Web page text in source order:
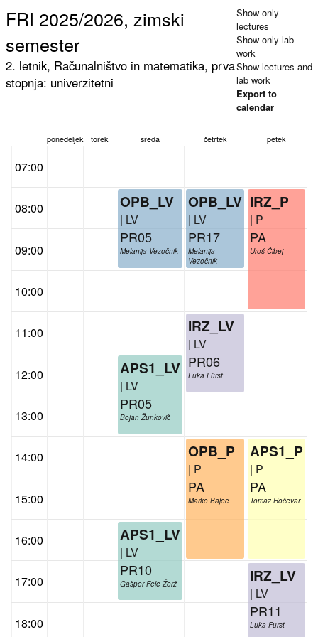
FRI 2025/2026, zimski
semester
2. letnik, Računalništvo in matematika, prva
stopnja: univerzitetni
Show only
lectures
Show only lab
work
Show lectures and
lab work
Export to
calendar
ponedeljek torek sreda četrtek petek
07:00
08:00
09:00
10:00
11:00
12:00
13:00
14:00
15:00
16:00
17:00
18:00
APS1_LV
| LV
PR05
Bojan Žunkovič
APS1_LV
| LV
PR10
Gašper Fele Žorž
OPB_LV
| LV
PR05
Melanija Vezočnik
IRZ_LV
| LV
PR06
Luka Fürst
OPB_LV
| LV
PR17
Melanija
Vezočnik
OPB_P
| P
PA
Marko Bajec
APS1_P
| P
PA
Tomaž Hočevar
IRZ_LV
| LV
PR11
Luka Fürst
IRZ_P
| P
PA
Uroš Čibej